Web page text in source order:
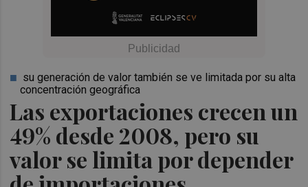
Las exportaciones crecen un
49% desde 2008, pero su
valor se limita por depender
su generación de valor también se ve limitada por su alta
concentración geográfica